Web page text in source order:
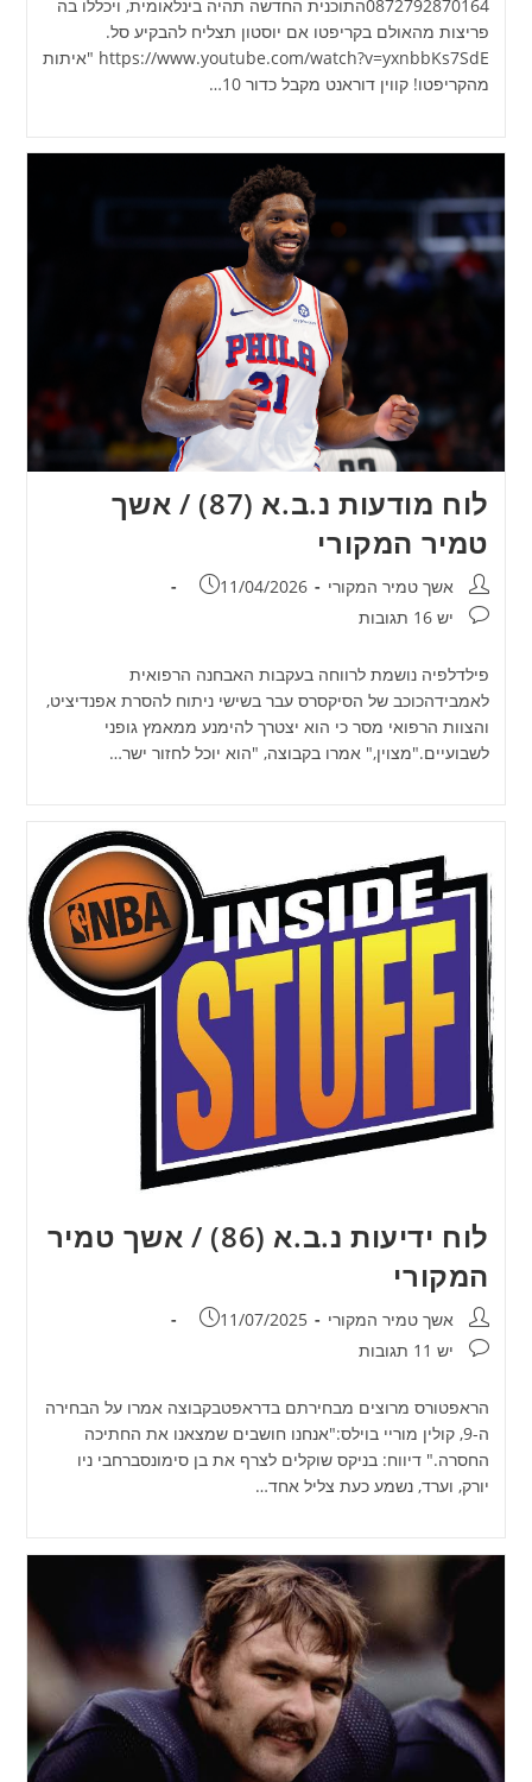
0872792870164התוכנית החדשה תהיה בינלאומית, ויכללו בה
פריצות מהאולם בקריפטו אם יוסטון תצליח להבקיע סל.
https://www.youtube.com/watch?v=yxnbbKs7SdE "איתות
מהקריפטו! קווין דוראנט מקבל כדור 10…
לוח מודעות נ.ב.א (87) / אשך
טמיר המקורי
מחבר:אשך טמיר המקורי פורסם:
11/04/2026
תגובות:
יש 16 תגובות
פילדלפיה נושמת לרווחה בעקבות האבחנה הרפואית
לאמבידהכוכב של הסיקסרס עבר בשישי ניתוח להסרת אפנדיציט,
והצוות הרפואי מסר כי הוא יצטרך להימנע ממאמץ גופני
לשבועיים."מצוין," אמרו בקבוצה, "הוא יוכל לחזור ישר…
לוח ידיעות נ.ב.א (86) / אשך טמיר
המקורי
מחבר:אשך טמיר המקורי פורסם:
11/07/2025
תגובות:
יש 11 תגובות
הראפטורס מרוצים מבחירתם בדראפטבקבוצה אמרו על הבחירה
ה-9, קולין מוריי בוילס:"אנחנו חושבים שמצאנו את החתיכה
החסרה." דיווח: בניקס שוקלים לצרף את בן סימונסברחבי ניו
יורק, וערד, נשמע כעת צליל אחד…